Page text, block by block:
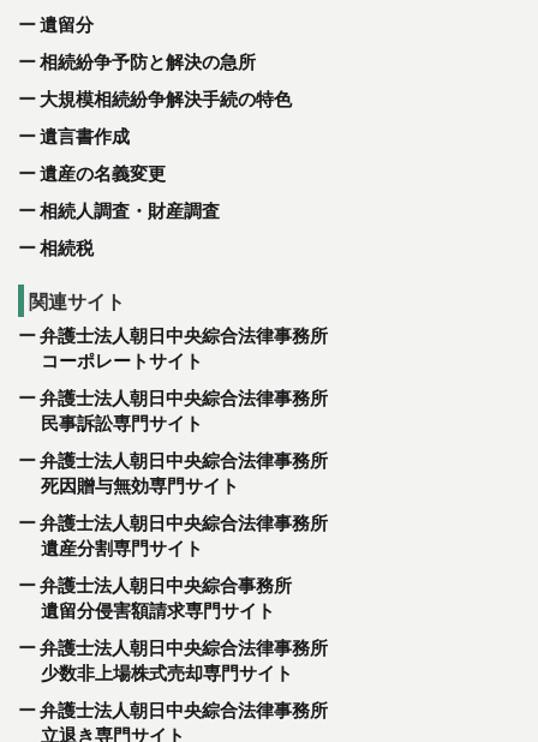
遺留分
相続紛争予防と解決の急所
大規模相続紛争解決手続の特色
遺言書作成
遺産の名義変更
相続人調査・財産調査
相続税
関連サイト
弁護士法人朝日中央綜合法律事務所
コーポレートサイト
弁護士法人朝日中央綜合法律事務所
民事訴訟専門サイト
弁護士法人朝日中央綜合法律事務所
死因贈与無効専門サイト
弁護士法人朝日中央綜合法律事務所
遺産分割専門サイト
弁護士法人朝日中央綜合事務所
遺留分侵害額請求専門サイト
弁護士法人朝日中央綜合法律事務所
少数非上場株式売却専門サイト
弁護士法人朝日中央綜合法律事務所
立退き専門サイト